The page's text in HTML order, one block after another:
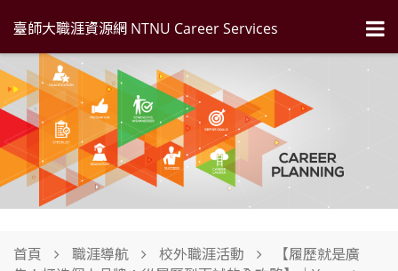
臺師大職涯資源網 NTNU Career Services
首頁 職涯導航 校外職涯活動
【履歷就是廣